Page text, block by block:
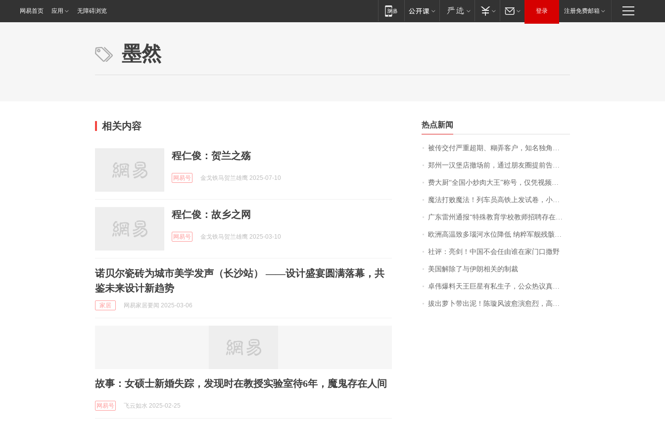
网易首页 应用 无障碍浏览 登录 注册免费邮箱
墨然
相关内容
程仁俊：贺兰之殇
网易号 金戈铁马贺兰雄鹰 2025-07-10
程仁俊：故乡之网
网易号 金戈铁马贺兰雄鹰 2025-03-10
诺贝尔瓷砖为城市美学发声（长沙站） ——设计盛宴圆满落幕，共
鉴未来设计新趋势
家居 网易家居要闻 2025-03-06
故事：女硕士新婚失踪，发现时在教授实验室待6年，魔鬼存在人间
网易号 飞云如水 2025-02-25
热点新闻
被传交付严重超期、糊弄客户，知名独角兽车企创始人回应：都没证据，将依法采取措施，“本人长期与美国交管局保持沟通，对方表示肯定”
郑州一汉堡店撤场前，通过朋友圈提前告知逐一退费，有顾客仅剩1元也全被退回，分文不少；顾客：言而有信，让人感动
费大厨“全国小炒肉大王”称号，仅凭视频评出？中国烹饪协会回应
魔法打败魔法！列车员高铁上发试卷，小朋友一秒静音，12306回应：列车员个人行为，不是铁路规定
广东雷州通报“特殊教育学校教师招聘存在违规行为”：已启动问责程序 副校长被停职
欧洲高温致多瑙河水位降低 纳粹军舰残骸重见天日
社评：亮剑！中国不会任由谁在家门口撒野
美国解除了与伊朗相关的制裁
卓伟爆料天王巨星有私生子，公众热议真假难辨，实锤何时到来？
拔出萝卜带出泥！陈璇风波愈演愈烈，高晓松、张铁林也被“揪出”